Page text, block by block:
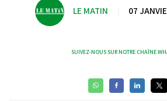
LE MATIN 07
SUIVEZ-NOUS SUR NOTRE CHAÎNE